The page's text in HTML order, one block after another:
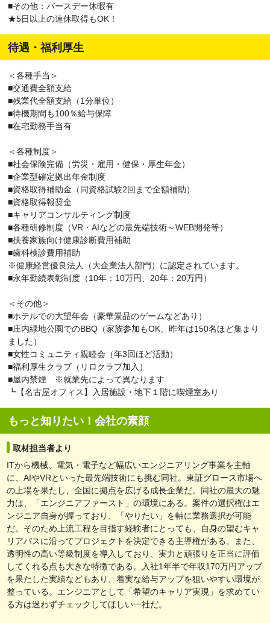
■その他：バースデー休暇有
★5日以上の連休取得もOK！
待遇・福利厚生
＜各種手当＞
■交通費全額支給
■残業代全額支給（1分単位）
■待機期間も100％給与保障
■在宅勤務手当有
＜各種制度＞
■社会保険完備（労災・雇用・健保・厚生年金）
■企業型確定拠出年金制度
■資格取得補助金（同資格試験2回まで全額補助）
■資格取得報奨金
■キャリアコンサルティング制度
■各種研修制度（VR・AIなどの最先端技術～WEB開発等）
■扶養家族向け健康診断費用補助
■歯科検診費用補助
※健康経営優良法人（大企業法人部門）に認定されています。
■永年勤続表彰制度（10年：10万円、20年：20万円）
＜その他＞
■ホテルでの大望年会（豪華景品のゲームなどあり）
■庄内緑地公園でのBBQ（家族参加もOK、昨年は150名ほど集まり
ました）
■女性コミュニティ親睦会（年3回ほど活動）
■福利厚生クラブ（リロクラブ加入）
■屋内禁煙 ※就業先によって異なります
┗【名古屋オフィス】入居施設・地下１階に喫煙室あり
もっと知りたい！会社の素顔
取材担当者より
ITから機械、電気・電子など幅広いエンジニアリング事業を主軸
に、AIやVRといった最先端技術にも挑む同社。東証グロース市場へ
の上場を果たし、全国に拠点を広げる成長企業だ。同社の最大の魅
力は、「エンジニアファースト」の環境にある。案件の選択権はエ
ンジニア自身が握っており、「やりたい」を軸に業務選択が可能
だ。そのため上流工程を目指す経験者にとっても、自身の望むキャ
リアパスに沿ってプロジェクトを決定できる主導権がある。また、
透明性の高い等級制度を導入しており、実力と頑張りを正当に評価
してくれる点も大きな特徴である。入社1年半で年収170万円アップ
を果たした実績などもあり、着実な給与アップを狙いやすい環境が
整っている。エンジニアとして「希望のキャリア実現」を求めてい
る方は迷わずチェックしてほしい一社だ。